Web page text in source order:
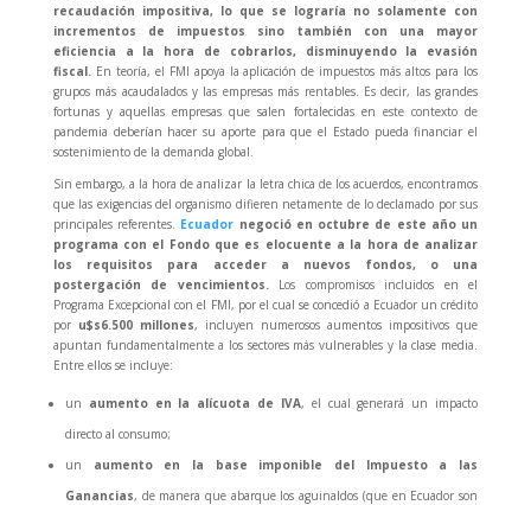
recaudación impositiva, lo que se lograría no solamente con
incrementos de impuestos sino también con una mayor
eficiencia a la hora de cobrarlos, disminuyendo la evasión
fiscal.En teoría, el FMI apoya la aplicación de impuestos más altos para los
grupos más acaudalados y las empresas más rentables. Es decir, las grandes
fortunas y aquellas empresas que salen fortalecidas en este contexto de
pandemia deberían hacer su aporte para que el Estado pueda financiar el
sostenimiento de la demanda global.
Sin embargo, a la hora de analizar la letra chica de los acuerdos, encontramos
que las exigencias del organismo difieren netamente de lo declamado por sus
principales referentes. Ecuador negoció en octubre de este año un
programa con el Fondo que es elocuente a la hora de analizar
los requisitos para acceder a nuevos fondos, o una
postergación de vencimientos. Los compromisos incluidos en el
Programa Excepcional con el FMI, por el cual se concedió a Ecuador un crédito
por u$s6.500 millones, incluyen numerosos aumentos impositivos que
apuntan fundamentalmente a los sectores más vulnerables y la clase media.
Entre ellos se incluye:
un aumento en la alícuota de IVA, el cual generará un impacto
directo al consumo;
un
aumento en la base imponible del Impuesto a las
Ganancias, de manera que abarque los aguinaldos (que en Ecuador son